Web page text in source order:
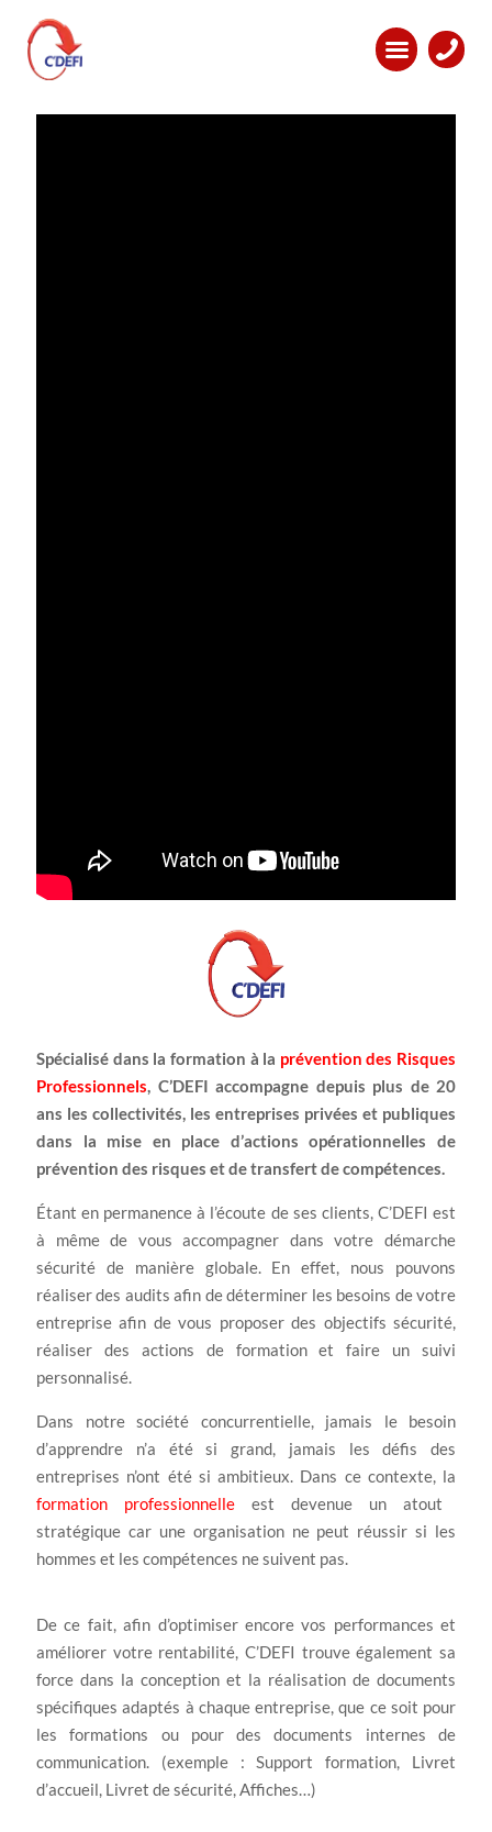
C’DEFI : La Qualité ! - La
Passion ! – La Satisfaction !
Spécialisé dans la formation à la prévention des Risques
Professionnels, C’DEFI accompagne depuis plus de 20
ans les collectivités, les entreprises privées et publiques
dans la mise en place d’actions opérationnelles de
prévention des risques et de transfert de compétences.
Étant en permanence à l’écoute de ses clients, C’DEFI est
à même de vous accompagner dans votre démarche
sécurité de manière globale. En effet, nous pouvons
réaliser des audits afin de déterminer les besoins de votre
entreprise afin de vous proposer des objectifs sécurité,
réaliser des actions de formation et faire un suivi
personnalisé.
Dans notre société concurrentielle, jamais le besoin
d’apprendre n’a été si grand, jamais les défis des
entreprises n’ont été si ambitieux. Dans ce contexte, la
formation professionnelle est devenue un atout
stratégique car une organisation ne peut réussir si les
hommes et les compétences ne suivent pas.
De ce fait, afin d’optimiser encore vos performances et
améliorer votre rentabilité, C’DEFI trouve également sa
force dans la conception et la réalisation de documents
spécifiques adaptés à chaque entreprise, que ce soit pour
les formations ou pour des documents internes de
communication. (exemple : Support formation, Livret
d’accueil, Livret de sécurité, Affiches…)